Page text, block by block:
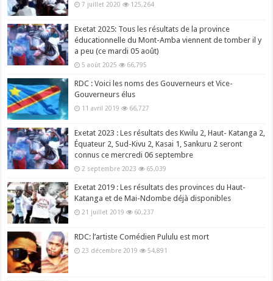
7 juillet 2020 125,264
Exetat 2025: Tous les résultats de la province
éducationnelle du Mont-Amba viennent de tomber il y
a peu (ce mardi 05 août)
5 août 2025 66,795
RDC : Voici les noms des Gouverneurs et Vice-
Gouverneurs élus
11 avril 2019 66,727
Exetat 2023 : Les résultats des Kwilu 2, Haut- Katanga 2,
Équateur 2, Sud-Kivu 2, Kasai 1, Sankuru 2 seront
connus ce mercredi 06 septembre
2 septembre 2023 65,039
Exetat 2019 : Les résultats des provinces du Haut-
Katanga et de Mai-Ndombe déjà disponibles
21 juillet 2019 60,237
RDC: l’artiste Comédien Pululu est mort
23 décembre 2019 54,891